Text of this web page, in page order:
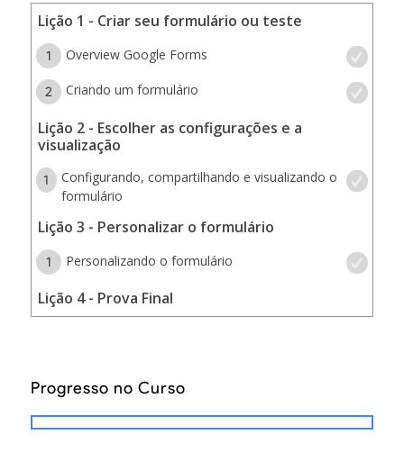
Lição 1 - Criar seu formulário ou teste
1 Overview Google Forms
2 Criando um formulário
Lição 2 - Escolher as configurações e a
visualização
1
Configurando, compartilhando e visualizando o
formulário
Lição 3 - Personalizar o formulário
1 Personalizando o formulário
Lição 4 - Prova Final
Progresso no Curso